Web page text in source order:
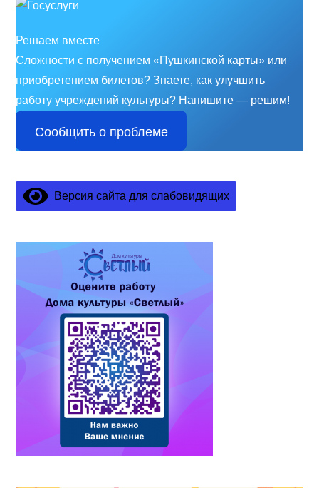
Решаем вместе
Сложности с получением «Пушкинской карты» или
приобретением билетов? Знаете, как улучшить
работу учреждений культуры? Напишите — решим!
Сообщить о проблеме
Версия сайта для слабовидящих